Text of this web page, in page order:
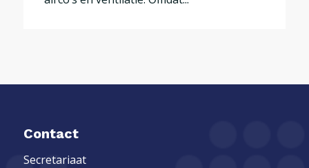
Contact
Secretariaat